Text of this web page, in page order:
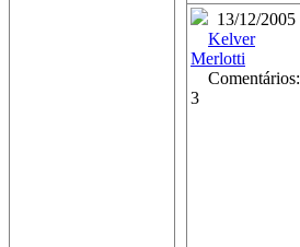
13/12/2005
Kelver
Merlotti
Comentários:
3